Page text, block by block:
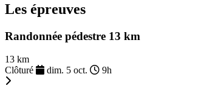
Les épreuves
Randonnée pédestre 13 km
13 km
Clôturé
dim. 5 oct. 9h